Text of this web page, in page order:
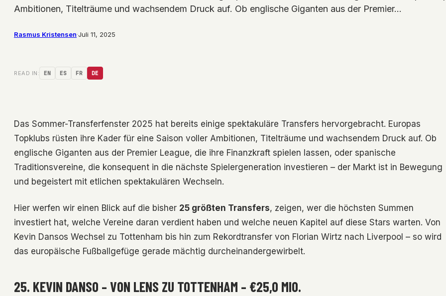
Ambitionen, Titelträume und wachsendem Druck auf. Ob englische Giganten aus der Premier…
Rasmus Kristensen·Juli 11, 2025
READ IN: EN ES FR DE
Das Sommer-Transferfenster 2025 hat bereits einige spektakuläre Transfers hervorgebracht. Europas
Topklubs rüsten ihre Kader für eine Saison voller Ambitionen, Titelträume und wachsendem Druck auf. Ob
englische Giganten aus der Premier League, die ihre Finanzkraft spielen lassen, oder spanische
Traditionsvereine, die konsequent in die nächste Spielergeneration investieren – der Markt ist in Bewegung
und begeistert mit etlichen spektakulären Wechseln.
Hier werfen wir einen Blick auf die bisher 25 größten Transfers, zeigen, wer die höchsten Summen
investiert hat, welche Vereine daran verdient haben und welche neuen Kapitel auf diese Stars warten. Von
Kevin Dansos Wechsel zu Tottenham bis hin zum Rekordtransfer von Florian Wirtz nach Liverpool – so wird
das europäische Fußballgefüge gerade mächtig durcheinandergewirbelt.
25. KEVIN DANSO – VON LENS ZU TOTTENHAM – €25,0 MIO.